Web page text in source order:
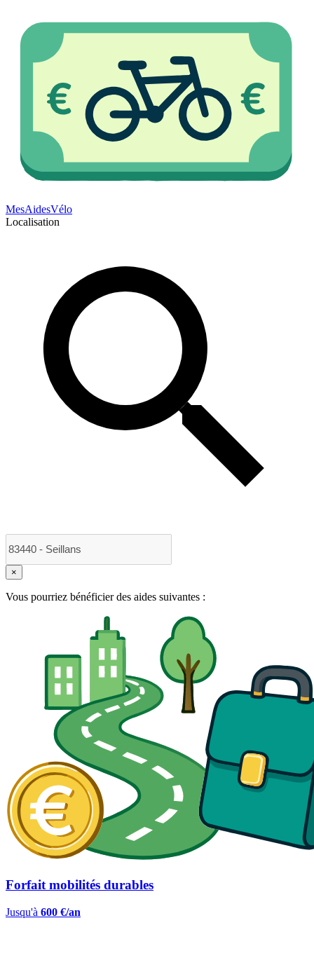
MesAidesVélo
Localisation
×
Vous pourriez bénéficier des aides suivantes :
Forfait mobilités durables
Jusqu'à 600 €/an